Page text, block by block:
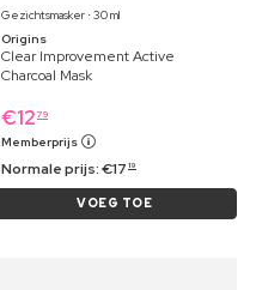
Gezichtsmasker ⋅ 30 ml
Origins
Clear Improvement Active
Charcoal Mask
€12 79
Memberprijs
Normale prijs:€17 19
VOEG TOE